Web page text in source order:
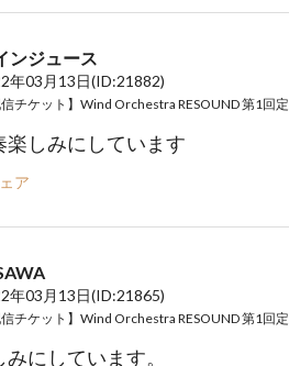
ンジュース
年03月13日(ID:21882)
楽しみにしています
ア
年03月13日(ID:21865)
にしています。